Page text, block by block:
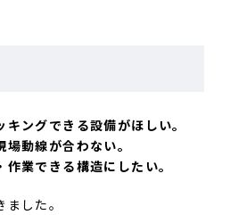
ングできる設備がほしい。
動線が合わない。
業できる構造にしたい。
した。